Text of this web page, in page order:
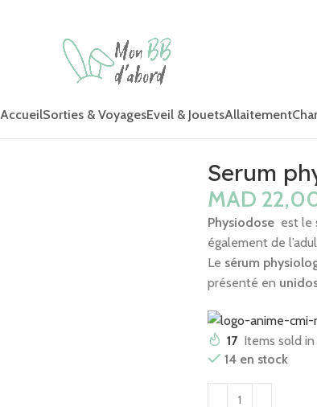
AccueilSorties & VoyagesEveil & JouetsAllaitement
Serum
MAD
Physiodoseest le
également de
Le sérum
présenté en
17 Items sold
14 en stock